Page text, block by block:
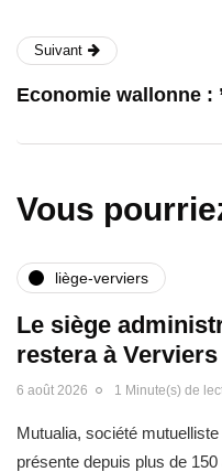
Suivant
Economie wallonne :
Vous
liège-verviers
Le siège
restera à Verviers
6 août 2026 1 Minute(s) de
Mutualia, société
présente depuis plus de